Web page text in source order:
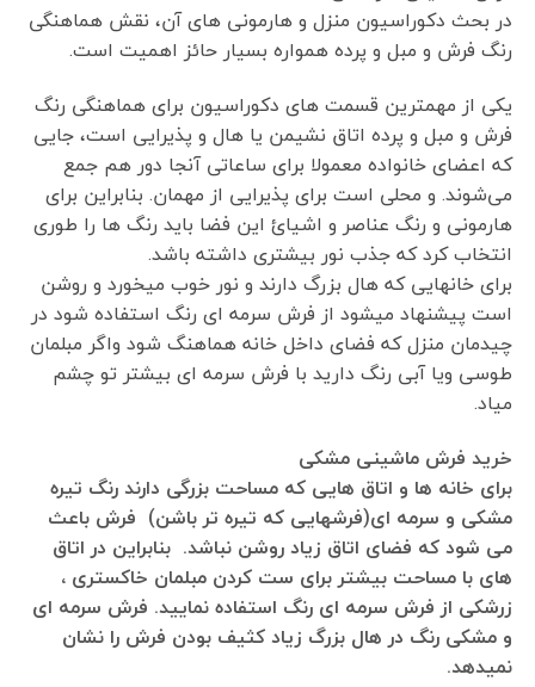
در بحث دکوراسیون منزل و هارمونی های آن، نقش هماهنگی
رنگ فرش و مبل و پرده همواره بسیار حائز اهمیت است.
یکی از مهمترین قسمت های دکوراسیون برای هماهنگی رنگ
فرش و مبل و پرده اتاق نشیمن یا هال و پذیرایی است، جایی
که اعضای خانواده معمولا برای ساعاتی آنجا دور هم جمع
می‌شوند. و محلی است برای پذیرایی از مهمان. بنابراین برای
هارمونی و رنگ عناصر و اشیائ این فضا باید رنگ ها را طوری
انتخاب کرد که جذب نور بیشتری داشته باشد.
برای خانهایی که هال بزرگ دارند و نور خوب میخورد و روشن
است پیشنهاد میشود از فرش سرمه ای رنگ استفاده شود در
چیدمان منزل که فضای داخل خانه هماهنگ شود واگر مبلمان
طوسی ویا آبی رنگ دارید با فرش سرمه ای بیشتر تو چشم
میاد.
خرید فرش ماشینی مشکی
برای خانه ها و اتاق هایی که مساحت بزرگی دارند رنگ تیره
مشکی و سرمه ای(فرشهایی که تیره تر باشن) فرش باعث
می شود که فضای اتاق زیاد روشن نباشد. بنابراین در اتاق
های با مساحت بیشتر برای ست کردن مبلمان خاکستری ،
زرشکی از فرش سرمه ای رنگ استفاده نمایید. فرش سرمه ای
و مشکی رنگ در هال بزرگ زیاد کثیف بودن فرش را نشان
نمیدهد.